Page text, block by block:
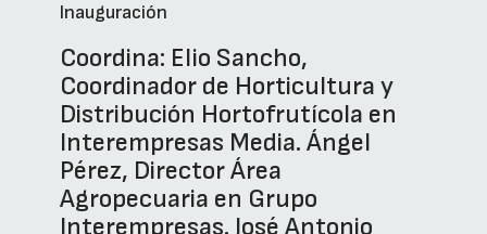
Inauguración
Coordina: Elio Sancho,
Coordinador de Horticultura y
Distribución Hortofrutícola en
Interempresas Media. Ángel
Pérez, Director Área
Agropecuaria en Grupo
Interempresas. José Antonio